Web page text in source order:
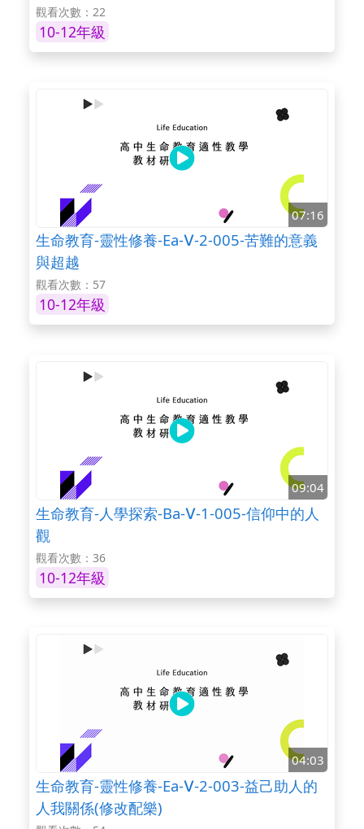
觀看次數：22
10-12年級
07:16
生命教育-靈性修養-Ea-Ⅴ-2-005-苦難的意義
與超越
觀看次數：57
10-12年級
09:04
生命教育-人學探索-Ba-Ⅴ-1-005-信仰中的人
觀
觀看次數：36
10-12年級
04:03
生命教育-靈性修養-Ea-Ⅴ-2-003-益己助人的
人我關係(修改配樂)